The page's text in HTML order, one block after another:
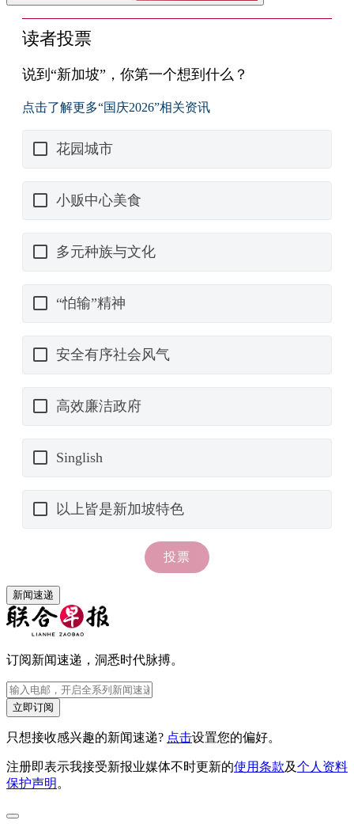
新闻速递
订阅新闻速递，洞悉时代脉搏。
立即订阅
只想接收感兴趣的新闻速递? 点击设置您的偏好。
注册即表示我接受新报业媒体不时更新的使用条款及个人资料
保护声明 。